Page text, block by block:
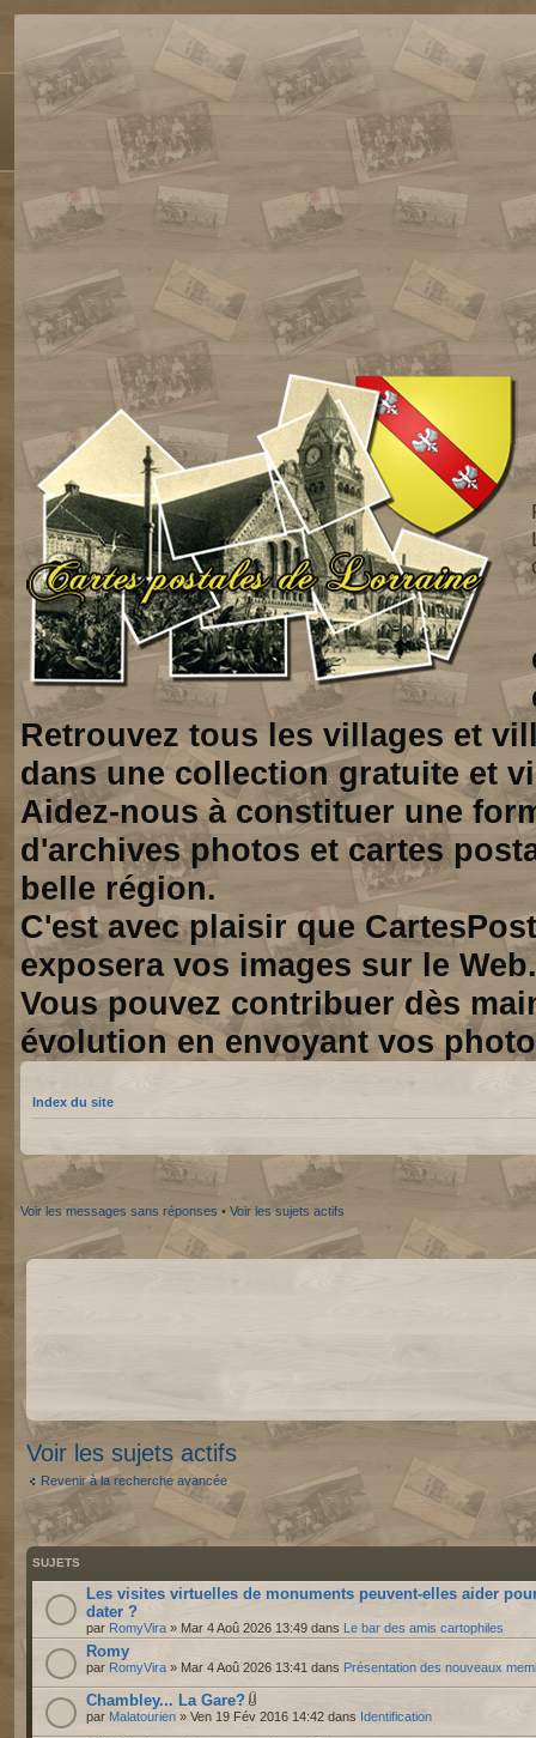
Retrouvez tous les villages et
dans une collection gratuite et
Aidez-nous à constituer une
d'archives photos et cartes
belle région.
C'est avec plaisir que
exposera vos images sur le Web.
Vous pouvez contribuer dès
évolution en envoyant vos
Index du site
Voir les messages sans réponses • Voir les sujets actifs
Voir les sujets actifs
Revenir à la recherche avancée
SUJETS
Les visites virtuelles de monuments peuvent-elles aider
dater ?
par RomyVira » Mar 4 Aoû 2026 13:49 dans Le bar des amis cartophiles
Romy
par RomyVira » Mar 4 Aoû 2026 13:41 dans Présentation des nouveaux
Chambley... La Gare?
par Malatourien » Ven 19 Fév 2016 14:42 dans Identification